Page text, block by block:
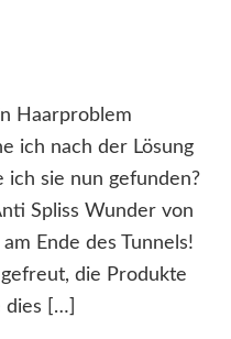
Haarproblem
ich nach der Lösung
sie nun gefunden?
Spliss Wunder von
Ende des Tunnels!
die Produkte
dies […]